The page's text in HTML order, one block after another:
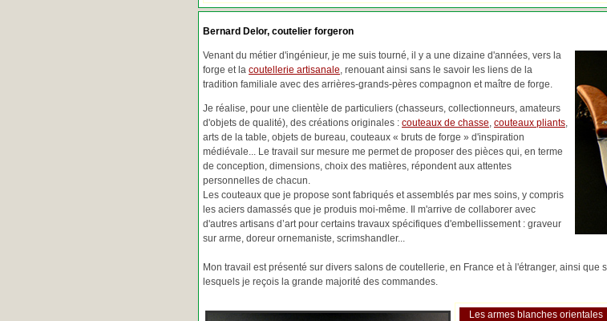
Bernard Delor, coutelier forgeron
Venant du métier d'ingénieur, je me suis tourné, il y a une dizaine d'années, vers la
forge et la coutellerie artisanale, renouant ainsi sans le savoir les liens de la
tradition familiale avec des arrières-grands-pères compagnon et maître de forge.
Je réalise, pour une clientèle de particuliers (chasseurs, collectionneurs, amateurs
d'objets de qualité), des créations originales : couteaux de chasse, couteaux pliants,
arts de la table, objets de bureau, couteaux « bruts de forge » d'inspiration
médiévale... Le travail sur mesure me permet de proposer des pièces qui, en terme
de conception, dimensions, choix des matières, répondent aux attentes
personnelles de chacun.
Les couteaux que je propose sont fabriqués et assemblés par mes soins, y compris
les aciers damassés que je produis moi-même. Il m'arrive de collaborer avec
d'autres artisans d’art pour certains travaux spécifiques d'embellissement : graveur
sur arme, doreur ornemaniste, scrimshandler...
Mon travail est présenté sur divers salons de coutellerie, en France et à l'étranger, ainsi
lesquels je reçois la grande majorité des commandes.
Les armes blanches orientales